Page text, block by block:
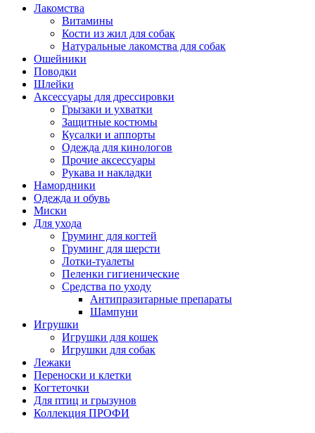
Лакомства
Витамины
Кости из жил для собак
Натуральные лакомства для собак
Ошейники
Поводки
Шлейки
Аксессуары для дрессировки
Грызаки и ухватки
Защитные костюмы
Кусалки и аппорты
Одежда для кинологов
Прочие аксессуары
Рукава и накладки
Намордники
Одежда и обувь
Миски
Для ухода
Груминг для когтей
Груминг для шерсти
Лотки-туалеты
Пеленки гигиенические
Средства по уходу
Антипразитарные препараты
Шампуни
Игрушки
Игрушки для кошек
Игрушки для собак
Лежаки
Переноски и клетки
Когтеточки
Для птиц и грызунов
Коллекция ПРОФИ